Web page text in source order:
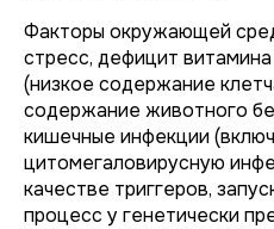
Факторы окружающей
стресс, дефицит
(низкое содержание
содержание животного
кишечные инфекции
цитомегаловирусную
качестве триггеров,
процесс у генетически